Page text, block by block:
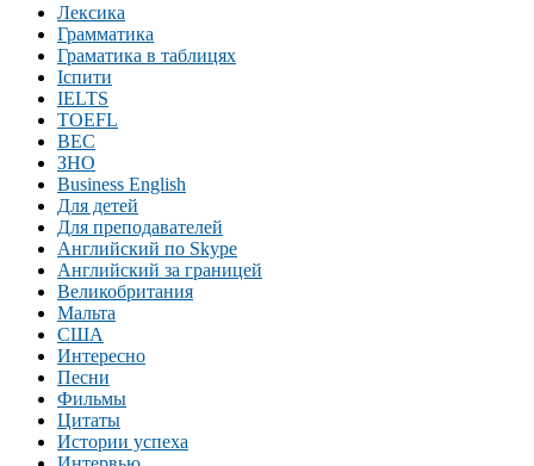
Лексика
Грамматика
Граматика в таблицях
Іспити
IELTS
TOEFL
BEC
ЗНО
Business English
Для детей
Для преподавателей
Английский по Skype
Английский за границей
Великобритания
Мальта
США
Интересно
Песни
Фильмы
Цитаты
Истории успеха